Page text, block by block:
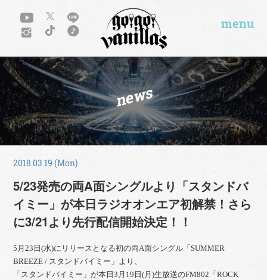
menu
news
2018.03.19 (Mon)
5/23発売の両A面シングルより「スタンドバ
イミー」が本日ラジオオンエア初解禁！さら
に3/21より先行配信開始決定！！
5月23日(水)にリリースとなる初の両A面シングル「SUMMER
BREEZE / スタンドバイミー」より、
「スタンドバイミー」が本日3月19日(月)生放送のFM802「ROCK